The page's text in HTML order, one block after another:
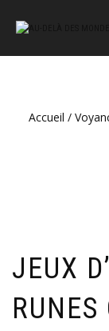
Accueil /
JEUX